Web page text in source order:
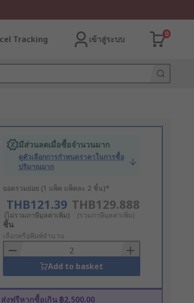
Tracking เข้าสู่ระบบ
0
มีส่วนลดเมื่อซื้อจำนวนมาก
ดูตัวเลือกการกำหนดราคาในการซื้อ
ปริมาณมาก
ยอดรวมย่อย (1 แพ็ค แพ็คละ 2 ชิ้น)*
THB121.39
(ไม่รวมภาษีมูลค่าเพิ่ม)
THB129.888
(รวมภาษีมูลค่าเพิ่ม)
Add
to
Basket
ชิ้น
เลือกหรือพิมพ์จำนวน
Add to basket
ส่งฟรีหากซื้อเกิน ฿2,500.00